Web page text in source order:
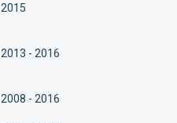
2015
2013 - 2016
2008 - 2016